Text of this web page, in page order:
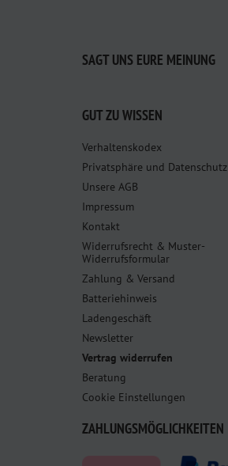
SAGT UNS EURE MEINUNG
GUT ZU WISSEN
Verhaltenskodex
Privatsphäre und Datenschutz
Unsere AGB
Impressum
Kontakt
Widerrufsrecht & Muster-
Widerrufsformular
Zahlung & Versand
Batteriehinweis
Ladengeschäft
Newsletter
Vertrag widerrufen
Beratung
Cookie Einstellungen
ZAHLUNGSMÖGLICHKEITEN